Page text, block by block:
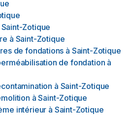
Saint-Zotique
à Saint-Zotique
de fondations à Saint-Zotique
de fondation à
à Saint-Zotique
à Saint-Zotique
intérieur à Saint-Zotique